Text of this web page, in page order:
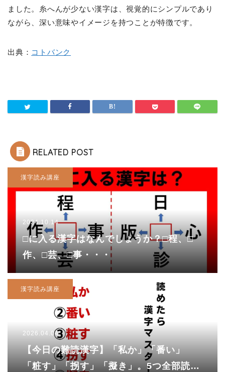
ました。糸へんが少ない漢字は、視覚的にシンプルであり
ながら、深い意味やイメージを持つことが特徴です。
出典： コトバンク
RELATED POST
漢字読み講座
2024.10.14
□に入る漢字はなんでしょうか？□程、□
作、□芸、□事・・・
漢字読み講座
2026.04.04
【今日の難読漢字】「私か」「番い」
「粧す」「拐す」「擬き」。5つ全部読め